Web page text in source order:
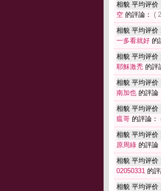
相貌 平均评价
空 的評論： (
相貌 平均评价
一多看就好 的
相貌 平均评价
耶穌激禿 的評
相貌 平均评价
南加也 的評論
相貌 平均评价
瘟哥 的評論：
相貌 平均评价
原周綠 的評論
相貌 平均评价
02050331 的評
相貌 平均评价